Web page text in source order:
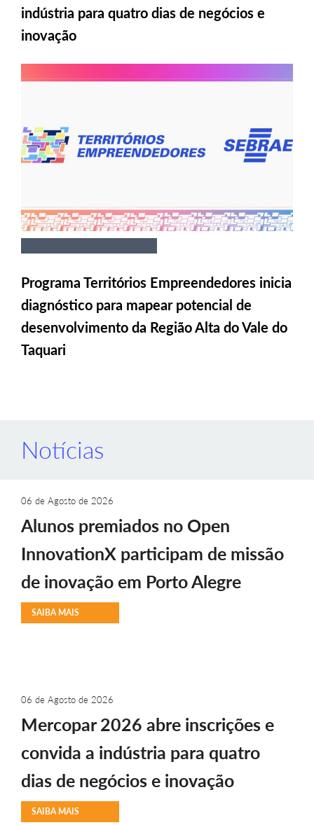
indústria para quatro dias de negócios e
inovação
Programa Territórios Empreendedores inicia
diagnóstico para mapear potencial de
desenvolvimento da Região Alta do Vale do
Taquari
Notícias
06 de Agosto de 2026
Alunos premiados no Open
InnovationX participam de missão
de inovação em Porto Alegre
SAIBA MAIS
06 de Agosto de 2026
Mercopar 2026 abre inscrições e
convida a indústria para quatro
dias de negócios e inovação
SAIBA MAIS